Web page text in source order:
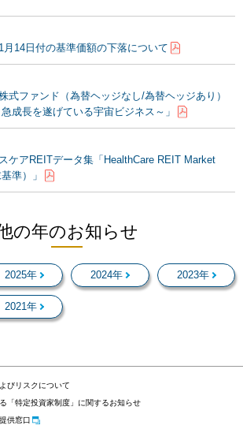
14日付の基準価額の下落について
式ファンド（為替ヘッジなし/為替ヘッジあり）
成長を遂げている宇宙ビジネス～」
ケアREITデータ集「HealthCare REIT Market
準）」
の年のお知らせ
2025年 2024年 2023年
2021年
びリスクについて
「特定投資家制度」に関するお知らせ
供窓口